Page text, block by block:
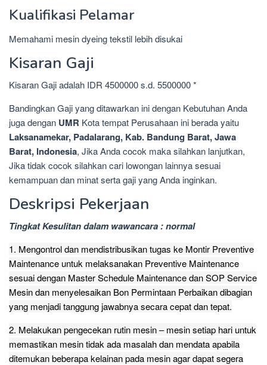
Kualifikasi Pelamar
Memahami mesin dyeing tekstil lebih disukai
Kisaran Gaji
Kisaran Gaji adalah IDR 4500000 s.d. 5500000 *
Bandingkan Gaji yang ditawarkan ini dengan Kebutuhan Anda
juga dengan UMR Kota tempat Perusahaan ini berada yaitu
Laksanamekar, Padalarang, Kab. Bandung Barat, Jawa
Barat, Indonesia, Jika Anda cocok maka silahkan lanjutkan,
Jika tidak cocok silahkan cari lowongan lainnya sesuai
kemampuan dan minat serta gaji yang Anda inginkan.
Deskripsi Pekerjaan
Tingkat Kesulitan dalam wawancara : normal
1. Mengontrol dan mendistribusikan tugas ke Montir Preventive
Maintenance untuk melaksanakan Preventive Maintenance
sesuai dengan Master Schedule Maintenance dan SOP Service
Mesin dan menyelesaikan Bon Permintaan Perbaikan dibagian
yang menjadi tanggung jawabnya secara cepat dan tepat.
2. Melakukan pengecekan rutin mesin – mesin setiap hari untuk
memastikan mesin tidak ada masalah dan mendata apabila
ditemukan beberapa kelainan pada mesin agar dapat segera